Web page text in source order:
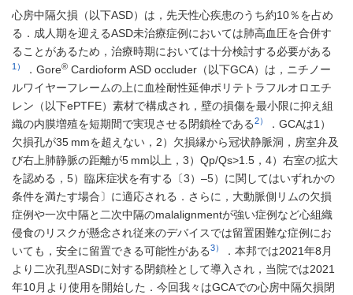
心房中隔欠損（以下ASD）は，先天性心疾患のうち約10％を占め
る．成人期を迎えるASD未治療症例においては肺高血圧を合併す
ることがあるため，治療時期においては十分検討する必要がある
1） ．Gore® Cardioform ASD occluder（以下GCA）は，ニチノー
ルワイヤーフレームの上に血栓耐性延伸ポリテトラフルオロエチ
レン（以下ePTFE）素材で構成され，壁の損傷を最小限に抑え組
織の内膜増殖を短期間で実現させる閉鎖栓である2）
．GCAは1）
欠損孔が35 mmを超えない，2）欠損縁から冠状静脈洞，房室弁及
び右上肺静脈の距離が5 mm以上，3）Qp/Qs>1.5，4）右室の拡大
を認める，5）臨床症状を有する〔3）–5）に関してはいずれかの
条件を満たす場合〕に適応される．さらに，大動脈側リムの欠損
症例や一次中隔と二次中隔のmalalignmentが強い症例など心組織
侵食のリスクが懸念され従来のデバイスでは留置困難な症例にお
いても，安全に留置できる可能性がある3）
．本邦では2021年8月
より二次孔型ASDに対する閉鎖栓として導入され，当院では2021
年10月より使用を開始した．今回我々はGCAでの心房中隔欠損閉